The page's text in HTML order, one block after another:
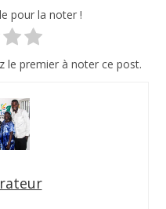
pour la noter !
le premier à noter ce post.